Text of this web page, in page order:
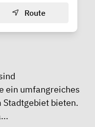
Route
ein umfangreiches
Stadtgebiet bieten.